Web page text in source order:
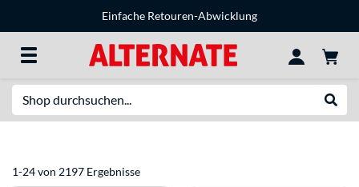
Einfache Retouren-Abwicklung
1-24 von 2197 Ergebnisse